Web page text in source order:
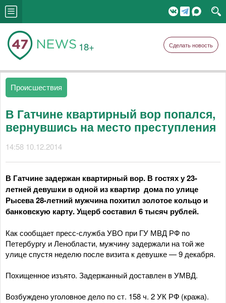
18+ Сделать новость
Происшествия
В Гатчине квартирный вор попался,
вернувшись на место преступления
14:58 10.12.2014
В Гатчине задержан квартирный вор. В гостях у 23-
летней девушки в одной из квартир дома по улице
Рысева 28-летний мужчина похитил золотое кольцо и
банковскую карту. Ущерб составил 6 тысяч рублей.
Как сообщает пресс-служба УВО при ГУ МВД РФ по
Петербургу и Ленобласти, мужчину задержали на той же
улице спустя неделю после визита к девушке — 9 декабря.
Похищенное изъято. Задержанный доставлен в УМВД.
Возбуждено уголовное дело по ст. 158 ч. 2 УК РФ (кража).